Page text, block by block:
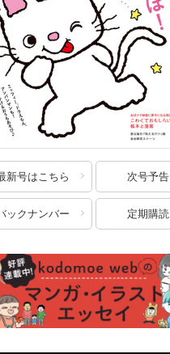
新号はこちら 次号予告
ックナンバー 定期購読